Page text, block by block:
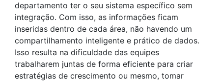
departamento ter o seu sistema específico sem
integração. Com isso, as informações ficam
inseridas dentro de cada área, não havendo um
compartilhamento inteligente e prático de dados.
Isso resulta na dificuldade das equipes
trabalharem juntas de forma eficiente para criar
estratégias de crescimento ou mesmo, tomar